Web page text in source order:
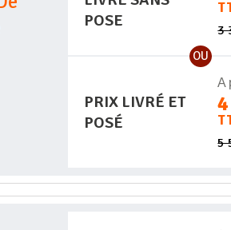
POSE
3
OU
PRIX LIVRÉ ET
POSÉ
A
5